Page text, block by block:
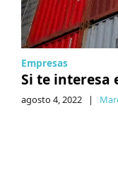
Empresas
Si te interesa
agosto 4, 2022 |